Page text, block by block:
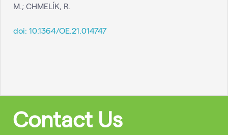
M.; CHMELÍK, R.
doi: 10.1364/OE.21.014747
Contact Us